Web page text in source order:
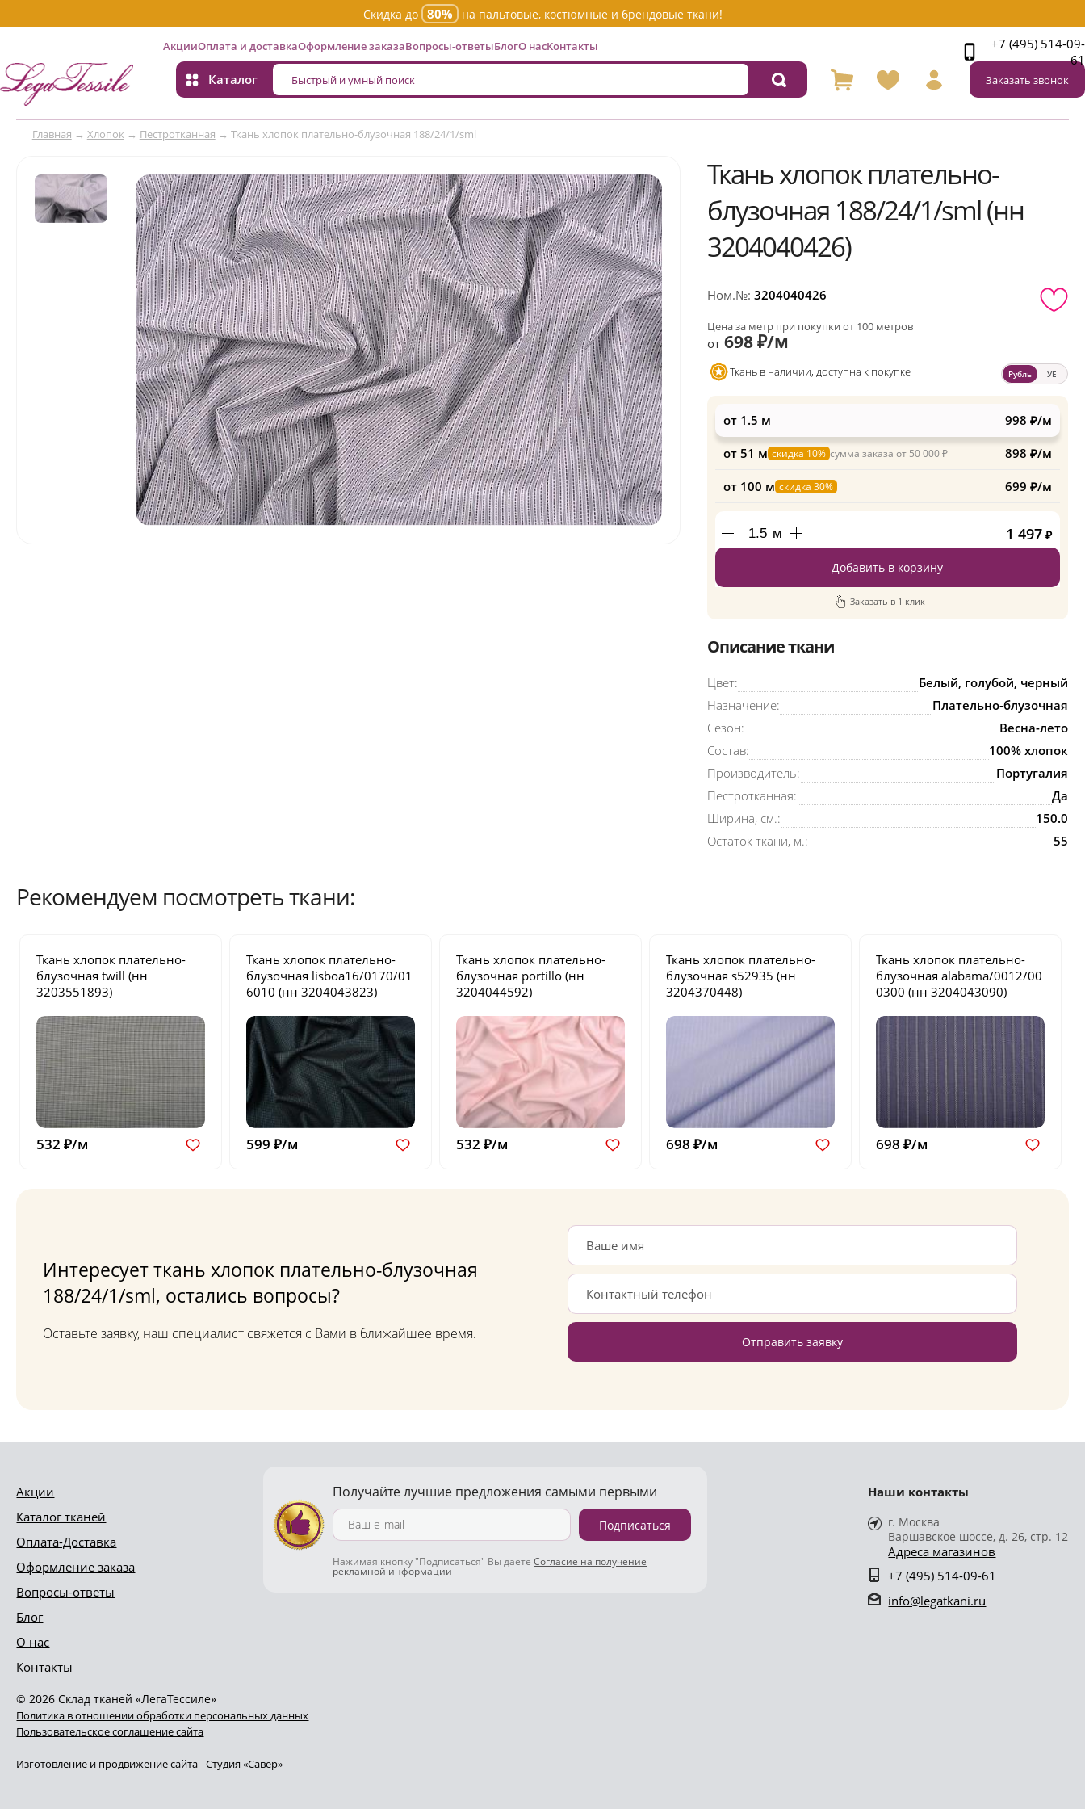
Скидка до 80% на пальтовые, костюмные и брендовые ткани!
АкцииОплата и доставкаОформление заказаВопросы-ответыБлогО насКонтакты
Каталог
+7 (495) 514-09-
61
Заказать звонок
Главная → Хлопок → Пестротканная → Ткань хлопок плательно-блузочная 188/24/1/sml
Ткань хлопок плательно-
блузочная 188/24/1/sml (нн
3204040426)
Ном.№: 3204040426
Цена за метр при покупки от 100 метров
от698 ₽/м
Ткань в наличии, доступна к покупке Рубль УЕ
от 1.5 м 998 ₽/м
от 51 м скидка 10% сумма заказа от 50 000 ₽ 898 ₽/м
от 100 м скидка 30% 699 ₽/м
м 1 497 ₽
Добавить в корзину
Заказать в 1 клик
Описание ткани
Цвет:
Белый, голубой, черный
Назначение:
Плательно-блузочная
Сезон:
Весна-лето
Состав:
100% хлопок
Производитель:
Португалия
Пестротканная:
Да
Ширина, см.:
150.0
Остаток ткани, м.:
55
Рекомендуем посмотреть ткани:
Ткань хлопок плательно-
блузочнаяtwill (нн
3203551893)
532 ₽/м
Ткань хлопок плательно-
блузочная lisboa16/0170/01
6010 (нн 3204043823)
599 ₽/м
Ткань хлопок плательно-
блузочная portillo (нн
3204044592)
532 ₽/м
Ткань хлопок плательно-
блузочнаяs52935 (нн
3204370448)
698 ₽/м
Ткань хлопок плательно-
блузочнаяalabama/0012/00
0300 (нн 3204043090)
698 ₽/м
Интересует ткань хлопок плательно-блузочная
188/24/1/sml, остались вопросы?
Оставьте заявку, наш специалист свяжется с Вами в ближайшее время. Отправить заявку
Акции
Каталог тканей
Оплата-Доставка
Оформление заказа
Вопросы-ответы
Блог
О нас
Контакты
Получайте лучшие предложения самыми первыми
Подписаться
Нажимая кнопку "Подписаться" Вы даетеСогласие на получение
рекламной информации
Наши контакты
г. Москва
Варшавское шоссе, д. 26, стр. 12
Адреса магазинов
+7 (495) 514-09-61
info@legatkani.ru
© 2026 Склад тканей «ЛегаТессиле»
Политика в отношении обработки персональных данных
Пользовательское соглашение сайта
Изготовление и продвижение сайта - Студия «Савер»